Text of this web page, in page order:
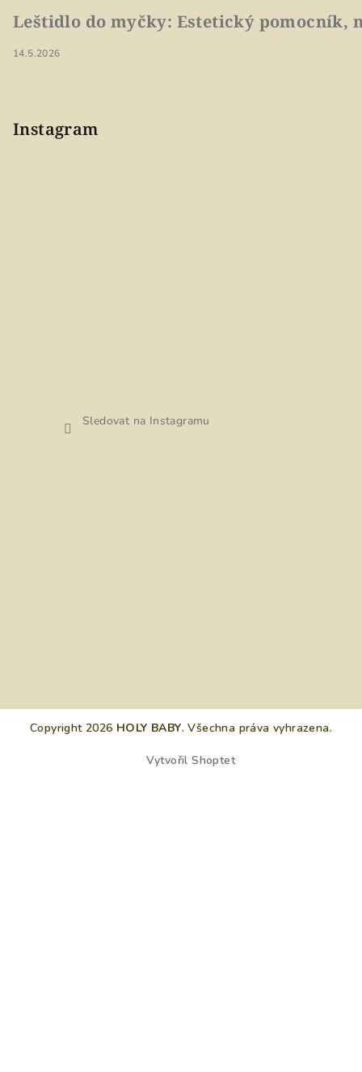
Leštidlo do myčky: Estetický pomocník,
14.5.2026
Instagram
Sledovat na Instagramu
Copyright 2026 HOLY BABY. Všechna práva vyhrazena.
Vytvořil Shoptet